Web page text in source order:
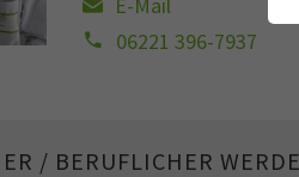
06221 396-7937
/ BERUFLICHER